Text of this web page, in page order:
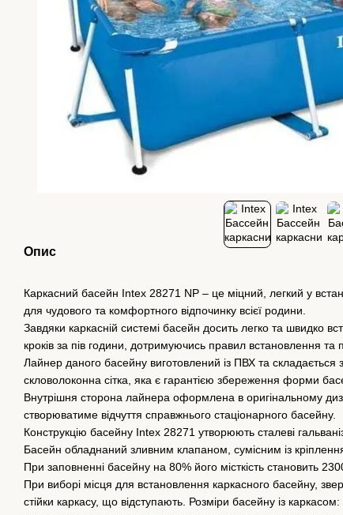
Опис
Каркасний басейн Intex 28271 NP – це міцний, легкий у
для чудового та комфортного відпочинку всієї родини.
Завдяки каркасній системі басейн досить легко та швидко
кроків за пів години, дотримуючись правил встановлення та
Лайнер даного басейну виготовлений із ПВХ та
скловолоконна сітка, яка є гарантією збереження форми
Внутрішня сторона лайнера оформлена в оригінальному
створюватиме відчуття справжнього стаціонарного басейну.
Конструкцію басейну Intex 28271 утворюють сталеві
Басейн обладнаний зливним клапаном, сумісним із
При заповненні басейну на 80% його місткість становить
При виборі місця для встановлення каркасного басейну,
стійки каркасу, що відступають. Розміри басейну із